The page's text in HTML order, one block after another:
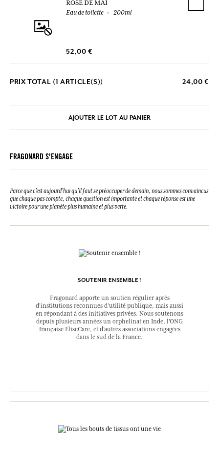
ROSE DE MAI
Eau de toilette
200ml
52,00 €
PRIX TOTAL (1 ARTICLE(S)) 24,00 €
AJOUTER LE LOT AU PANIER
FRAGONARD S'ENGAGE
Parce que c’est aujourd’hui qu’il faut se préoccuper de demain, nous sommes convaincus
que chaque pas compte, chaque question est importante et chaque réponse est une
victoire pour une planète plus humaine et plus verte.
SOUTENIR ENSEMBLE !
Fragonard apporte un soutien régulier après
d’institutions reconnues d’utilité publique, mais aussi
en répondant à des initiatives privées. Nous soutenons
depuis plusieurs années un orphelinat en Inde, l’ONG
française EliseCare, et d’autres associations engagées
dans le sud de la France.